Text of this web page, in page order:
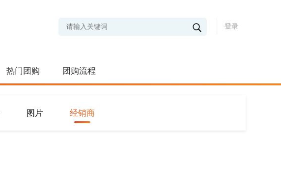
登录
热门团购 团购流程
图片 经销商